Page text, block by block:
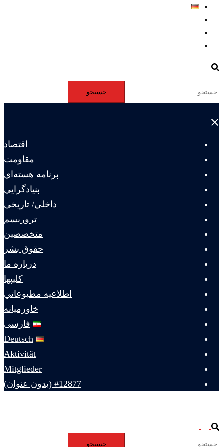
Search
جستجو
برای:
Close
اقتصاد
مقاومت
برنامه هسته‌اي
بنيادگرايي
داخلي/ تاریخی
تروريسم
متخصصين
حقوق بشر
درباره ما
كليپها
اطلاعيه مطبوعاتي
خاورميانه
فارسی
Deutsch
Aktivität
Mitglieder
#12877 (بدون عنوان)
Search
menuجستجو